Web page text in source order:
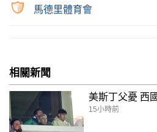
馬德里體育會
相關新聞
美斯丁父憂 西
15小時前